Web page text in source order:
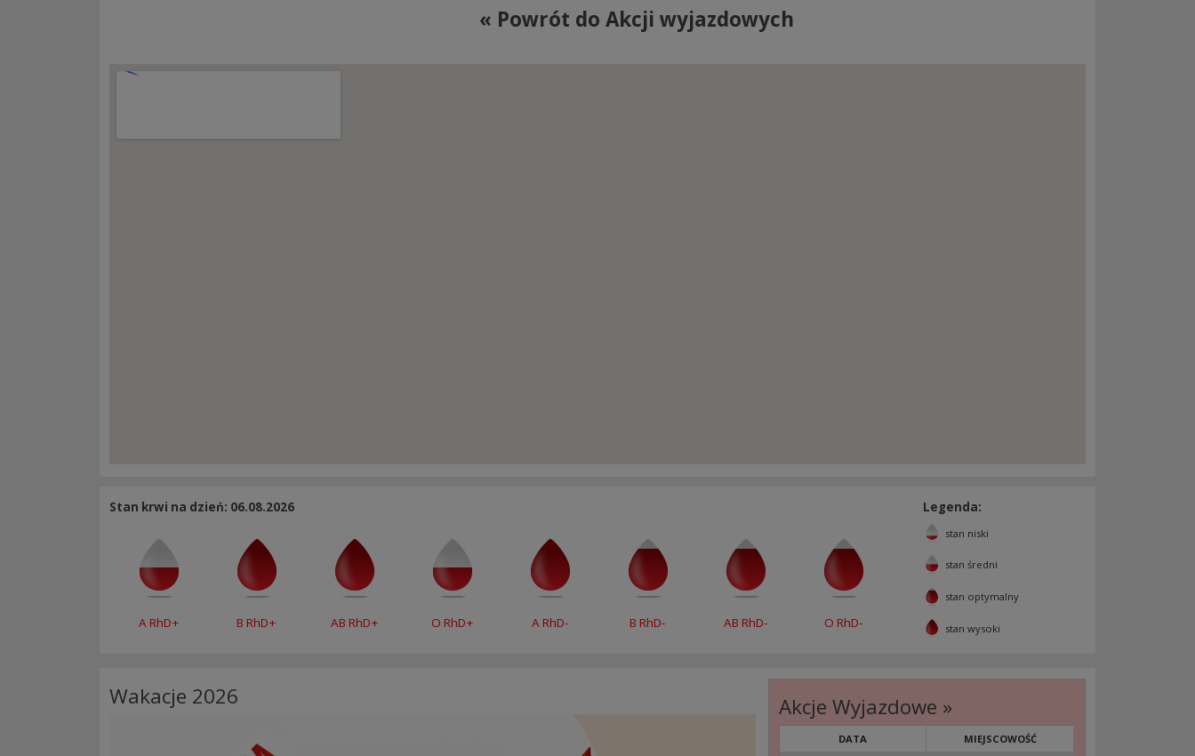
« Powrót do Akcji wyjazdowych
Stan krwi na dzień: 06.08.2026 Legenda:
A RhD+ B RhD+ AB RhD+ O RhD+ A RhD- B RhD- AB RhD- O RhD-
stan niski
stan średni
stan optymalny
stan wysoki
Wakacje 2026 Akcje Wyjazdowe »
DATA
MIEJSCOWOŚĆ